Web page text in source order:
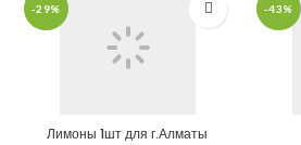
-29%
Лимоны 1шт для г.Алматы
-43%